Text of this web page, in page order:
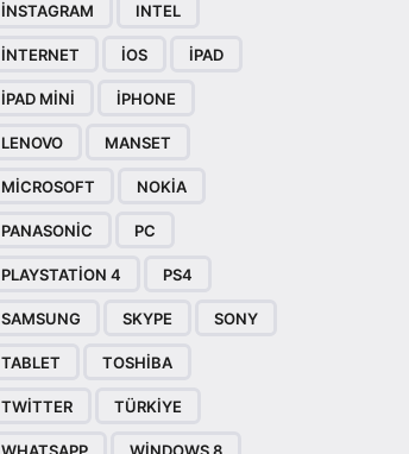
INSTAGRAM INTEL
INTERNET IOS IPAD
IPAD MINI IPHONE
LENOVO MANSET
MICROSOFT NOKIA
PANASONIC PC
PLAYSTATION 4 PS4
SAMSUNG SKYPE SONY
TABLET TOSHIBA
TWITTER TÜRKIYE